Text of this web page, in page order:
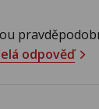
odpověď